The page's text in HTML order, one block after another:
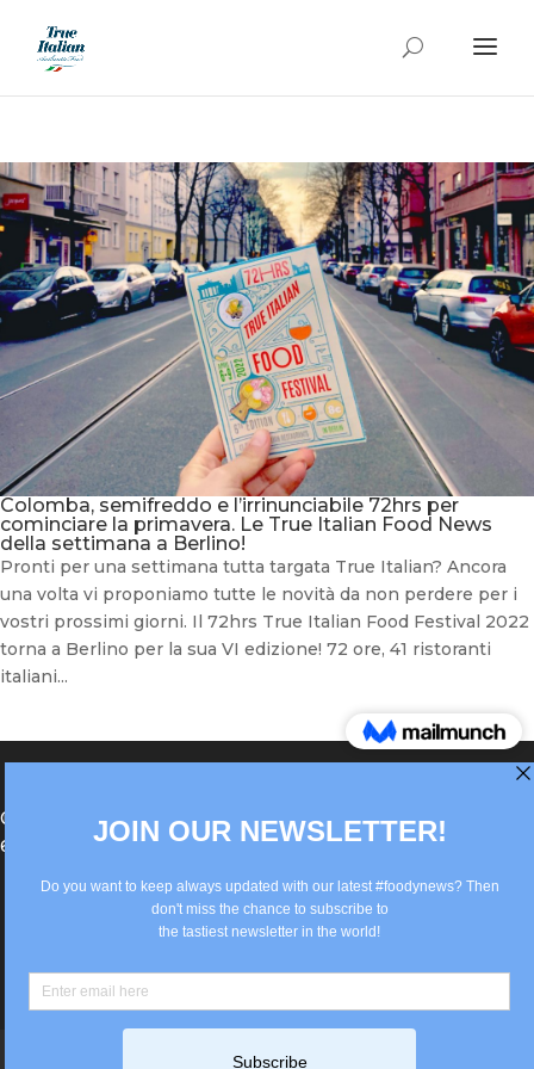
Colomba, semifreddo e l’irrinunciabile 72hrs per
cominciare la primavera. Le True Italian Food News
della settimana a Berlino!
Pronti per una settimana tutta targata True Italian? Ancora
una volta vi proponiamo tutte le novità da non perdere per i
vostri prossimi giorni. Il 72hrs True Italian Food Festival 2022
torna a Berlino per la sua VI edizione! 72 ore, 41 ristoranti
italiani...
®Berlin Italian Communication 2022 +49(0)30
62867442
info@old.true-italian.com
Privacy Policy